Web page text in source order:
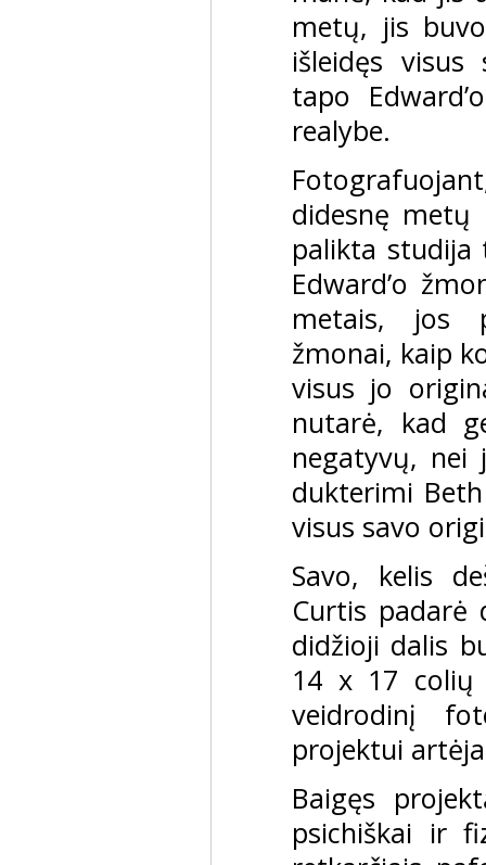
metų, jis
išleidęs visus
tapo
realybe.
didesnę
palikta studija
Edward’o
metais, jos
žmonai, kaip
visus jo
nutarė, kad
negatyvų, nei
dukterimi
visus savo
Savo, kelis
Curtis
didžioji dalis
14 x 17
veidrodinį
projektui
Baigęs
psichiškai ir